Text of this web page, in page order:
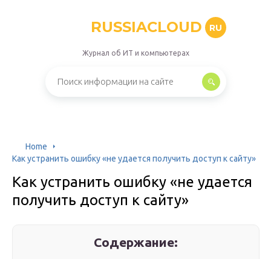
RUSSIACLOUD RU
Журнал об ИТ и компьютерах
Home
Как устранить ошибку «не удается получить доступ к сайту»
Как устранить ошибку «не удается
получить доступ к сайту»
Содержание: